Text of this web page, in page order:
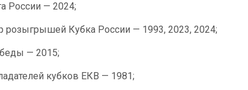
России — 2024;
розыгрышей Кубка России — 1993, 2023, 2024;
— 2015;
кубков ЕКВ — 1981;